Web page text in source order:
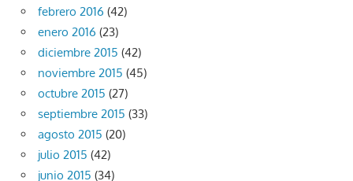
febrero 2016 (42)
enero 2016 (23)
diciembre 2015 (42)
noviembre 2015 (45)
octubre 2015 (27)
septiembre 2015 (33)
agosto 2015 (20)
julio 2015 (42)
junio 2015 (34)